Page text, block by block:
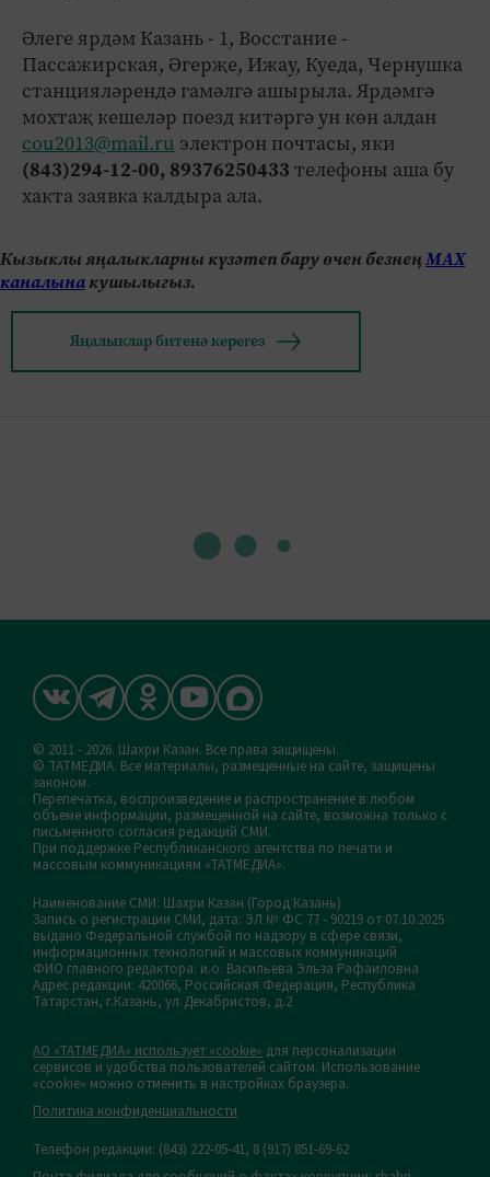
Әлеге ярдәм Казань - 1, Восстание -
Пассажирская, Әгерҗе, Ижау, Куеда, Чернушка
станцияләрендә гамәлгә ашырыла. Ярдәмгә
мохтаҗ кешеләр поезд китәргә ун көн алдан
cou2013@mail.ru электрон почтасы, яки
(843)294-12-00, 89376250433 телефоны аша бу
хакта заявка калдыра ала.
Кызыклы яңалыкларны күзәтеп бару өчен безнеңМАХ
каналынакушылыгыз.
Яңалыклар битенә керегез
© 2011 - 2026. Шахри Казан. Все права защищены.
© ТАТМЕДИА. Все материалы, размещенные на сайте, защищены
законом.
Перепечатка, воспроизведение и распространение в любом
объеме информации, размещенной на сайте, возможна только с
письменного согласия редакций СМИ.
При поддержке Республиканского агентства по печати и
массовым коммуникациям «ТАТМЕДИА».
Наименование СМИ: Шахри Казан (Город Казань)
Запись о регистрации СМИ, дата: ЭЛ № ФС 77 - 90219 от 07.10.2025
выдано Федеральной службой по надзору в сфере связи,
информационных технологий и массовых коммуникаций
ФИО главного редактора: и.о. Васильева Эльза Рафаиловна
Адрес редакции: 420066, Российская Федерация, Республика
Татарстан, г.Казань, ул.Декабристов, д.2
АО «ТАТМЕДИА» использует «cookie» для персонализации
сервисов и удобства пользователей сайтом. Использование
«cookie» можно отменить в настройках браузера.
Политика конфиденциальности
Телефон редакции: (843) 222-05-41, 8 (917) 851-69-62